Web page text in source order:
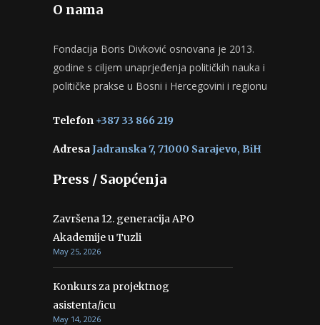
O nama
Fondacija Boris Divković osnovana je 2013.
godine s ciljem unaprjeđenja političkih nauka i
političke prakse u Bosni i Hercegovini i regionu
Telefon +387 33 866 219
AdresaJadranska 7, 71000 Sarajevo, BiH
Press / Saopćenja
Završena 12. generacija APO
Akademije u Tuzli
May 25, 2026
Konkurs za projektnog
asistenta/icu
May 14, 2026